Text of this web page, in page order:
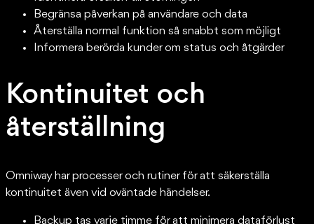
Begränsa påverkan på användare och data
Återställa normal funktion så snabbt som möjligt
Informera berörda kunder om status och åtgärder
Kontinuitet och
återställning
Omniway har processer och rutiner för att säkerställa
kontinuitet även vid oväntade händelser.
Backup tas varje timme för att minimera dataförlust